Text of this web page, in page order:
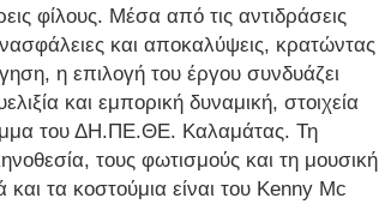
φίλους. Μέσα από τις αντιδράσεις
και αποκαλύψεις, κρατώντας
η επιλογή του έργου συνδυάζει
και εμπορική δυναμική, στοιχεία
του ΔΗ.ΠΕ.ΘΕ. Καλαμάτας. Τη
τους φωτισμούς και τη μουσική
τα κοστούμια είναι του Kenny Mc